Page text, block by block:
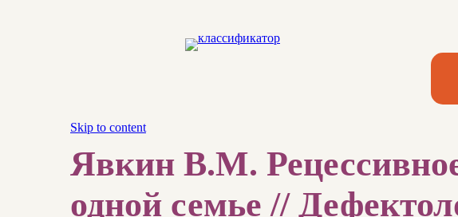
Skip to content
Явкин В.М.
одной семье //